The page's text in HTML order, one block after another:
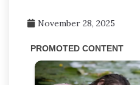
November 28, 2025